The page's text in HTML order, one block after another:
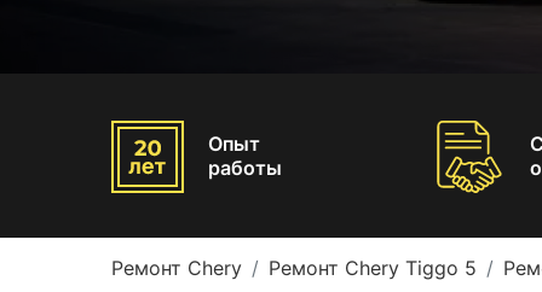
Опыт
работы
Ремонт Chery Ремонт Chery Tiggo 5